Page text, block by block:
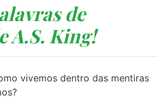
de
A.S. King!
vivemos dentro das mentiras